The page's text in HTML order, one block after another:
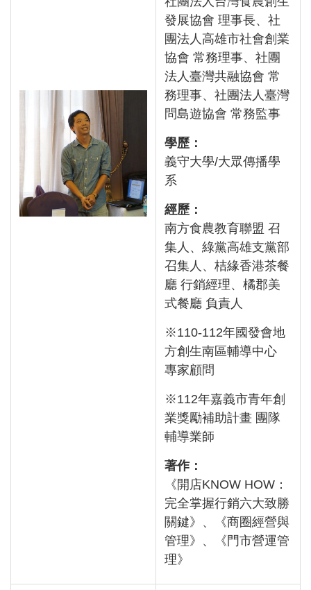
發展協會 理事長、社
團法人高雄市社會創業
協會 常務理事、社團
法人臺灣共融協會 常
務理事、社團法人臺灣
問島遊協會 常務監事
學歷：
義守大學/大眾傳播學
系
經歷：
南方食農教育聯盟 召
集人、綠黨高雄支黨部
召集人、桔緣香港茶餐
廳 行銷經理、橘郡美
式餐廳 負責人
※110-112年國發會地
方創生南區輔導中心
專家顧問
※112年嘉義市青年創
業獎勵補助計畫 團隊
輔導業師
著作：
《開店KNOW HOW：
完全掌握行銷六大致勝
關鍵》、《商圈經營與
管理》、《門市營運管
理》